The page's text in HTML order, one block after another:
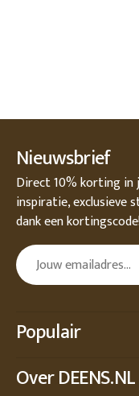
Nieuwsbrief
Direct 10% korting in
inspiratie, exclusieve
dank een
Populair
Over DEENS.NL